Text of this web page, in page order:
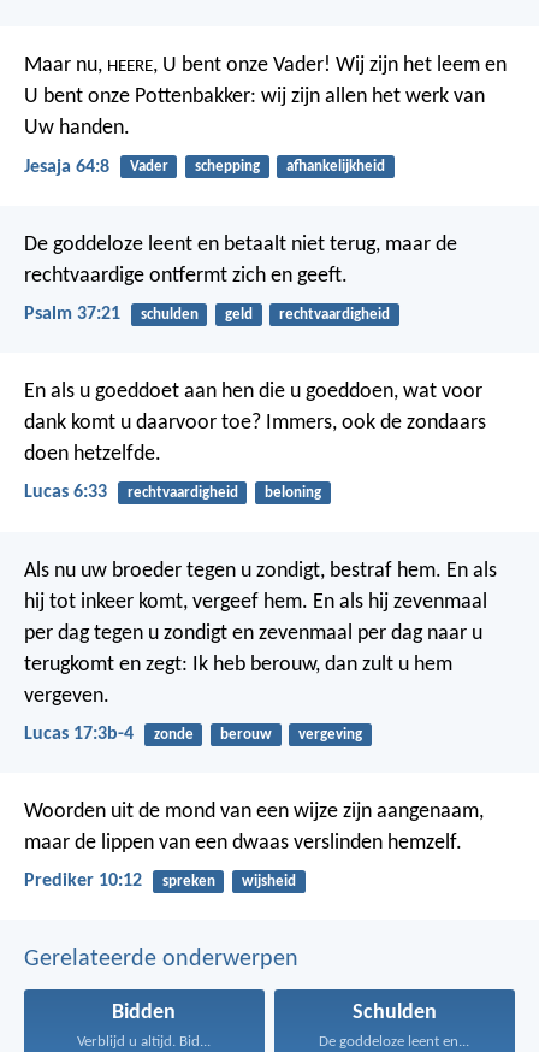
Maar nu, HEERE, U bent onze Vader! Wij zijn het leem en
U bent onze Pottenbakker: wij zijn allen het werk van
Uw handen.
Jesaja 64:8 Vader schepping afhankelijkheid
De goddeloze leent en betaalt niet terug, maar de
rechtvaardige ontfermt zich en geeft.
Psalm 37:21 schulden geld rechtvaardigheid
En als u goeddoet aan hen die u goeddoen, wat voor
dank komt u daarvoor toe? Immers, ook de zondaars
doen hetzelfde.
Lucas 6:33 rechtvaardigheid beloning
Als nu uw broeder tegen u zondigt, bestraf hem. En als
hij tot inkeer komt, vergeef hem. En als hij zevenmaal
per dag tegen u zondigt en zevenmaal per dag naar u
terugkomt en zegt: Ik heb berouw, dan zult u hem
vergeven.
Lucas 17:3b-4 zonde berouw vergeving
Woorden uit de mond van een wijze zijn aangenaam,
maar de lippen van een dwaas verslinden hemzelf.
Prediker 10:12 spreken wijsheid
Gerelateerde onderwerpen
Bidden
Verblijd u altijd. Bid...
Schulden
De goddeloze leent en...